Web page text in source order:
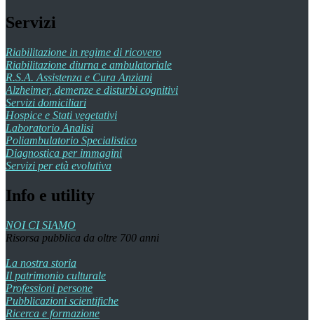
Servizi
Riabilitazione in regime di ricovero
Riabilitazione diurna e ambulatoriale
R.S.A. Assistenza e Cura Anziani
Alzheimer, demenze e disturbi cognitivi
Servizi domiciliari
Hospice e Stati vegetativi
Laboratorio Analisi
Poliambulatorio Specialistico
Diagnostica per immagini
Servizi per età evolutiva
Info e utility
NOI CI SIAMO
Risorsa pubblica da oltre 700 anni
La nostra storia
Il patrimonio culturale
Professioni persone
Pubblicazioni scientifiche
Ricerca e formazione